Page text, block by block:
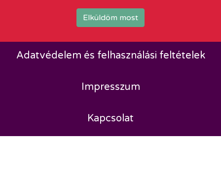
Elküldöm most
Adatvédelem és felhasználási feltételek
Impresszum
Kapcsolat